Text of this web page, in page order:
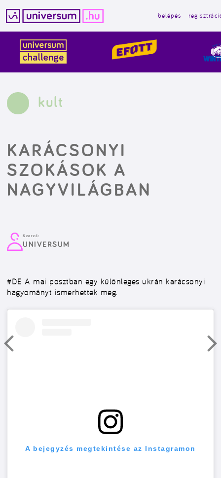
tartalomba
belépés
kult
KARÁCSONYI
SZOKÁSOK A
NAGYVILÁGBAN
Szerző:
UNIVERSUM
#DE A mai posztban egy különleges ukrán karácsonyi
hagyományt ismerhettek meg.
A bejegyzés megtekintése az Instagramon